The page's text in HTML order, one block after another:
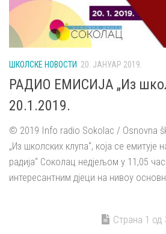
ШКОЛСКЕ НОВОСТИ 20. ЈАНУАР 2019.
РАДИО ЕМИСИЈА „Из
20.1.2019.
© 2019 Info radio Sokolac / Osnovna
„Из школских клупа“, која се емитује
радија“ Соколац недјељом у 11,05
интересантним дјеци на нивоу
Страна 1 од